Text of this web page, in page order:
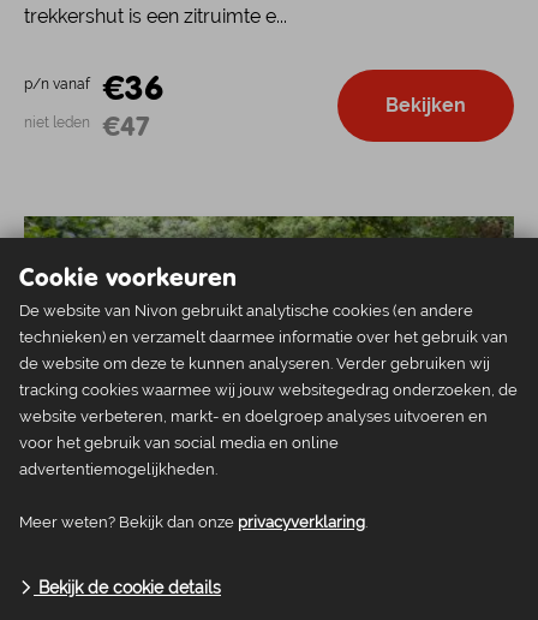
trekkershut is een zitruimte e...
p/n vanaf €36
niet leden €47
Bekijken
De Hondsrug
Noordlaren
Cookie voorkeuren
De website van Nivon gebruikt analytische cookies (en andere
technieken) en verzamelt daarmee informatie over het gebruik van
de website om deze te kunnen analyseren. Verder gebruiken wij
tracking cookies waarmee wij jouw websitegedrag onderzoeken, de
website verbeteren, markt- en doelgroep analyses uitvoeren en
voor het gebruik van social media en online
advertentiemogelijkheden.
Meer weten? Bekijk dan onze privacyverklaring
Bekijk de cookie details